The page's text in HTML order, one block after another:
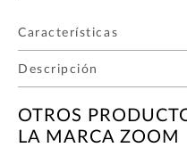
Características
Descripción
OTROS
LA MARCA ZOOM